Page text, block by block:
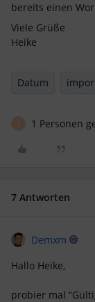
bereits einen
Viele Grüße
Heike
Datum
1 Personen
7 Antworten
Demxm
Hallo Heike,
probier mal